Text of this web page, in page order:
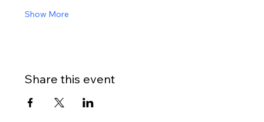
Show More
Share this event